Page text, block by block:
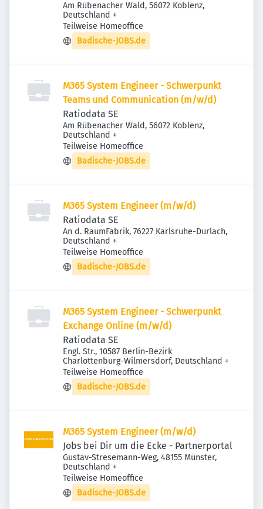
Am Rübenacher Wald, 56072 Koblenz,
Deutschland +
Teilweise Homeoffice
Badische-JOBS.de
M365 System Engineer - Schwerpunkt
Teams und Communication (m/w/d)
Ratiodata SE
Am Rübenacher Wald, 56072 Koblenz,
Deutschland +
Teilweise Homeoffice
Badische-JOBS.de
M365 System Engineer (m/w/d)
Ratiodata SE
An d. RaumFabrik, 76227 Karlsruhe-Durlach,
Deutschland +
Teilweise Homeoffice
Badische-JOBS.de
M365 System Engineer - Schwerpunkt
Exchange Online (m/w/d)
Ratiodata SE
Engl. Str., 10587 Berlin-Bezirk
Charlottenburg-Wilmersdorf, Deutschland +
Teilweise Homeoffice
Badische-JOBS.de
M365 System Engineer (m/w/d)
Jobs bei Dir um die Ecke - Partnerportal
Gustav-Stresemann-Weg, 48155 Münster,
Deutschland +
Teilweise Homeoffice
Badische-JOBS.de